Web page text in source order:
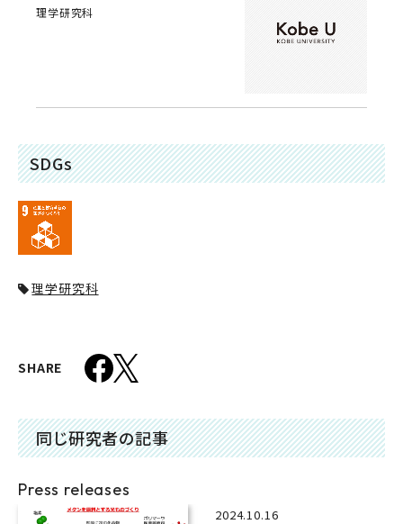
理学研究科
SDGs
理学研究科
SHARE
同じ研究者の記事
Press releases
2024.10.16